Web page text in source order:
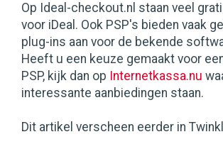
Op Ideal-checkout.nl staan veel
voor iDeal. Ook PSP's bieden vaak
plug-ins aan voor de bekende
Heeft u een keuze gemaakt voor
PSP, kijk dan op Internetkassa.nu
interessante aanbiedingen staan.
Dit artikel verscheen eerder in